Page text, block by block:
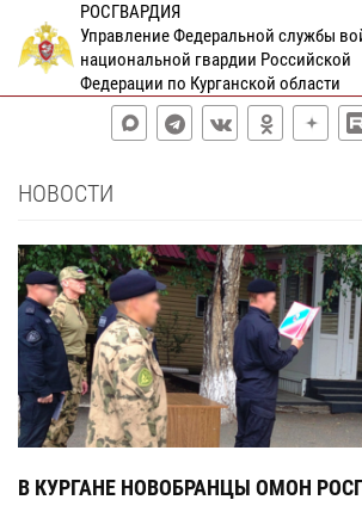
РОСГВАРДИЯ
Управление Федеральной службы
национальной гвардии Российской
Федерации по Курганской области
НОВОСТИ
В КУРГАНЕ НОВОБРАНЦЫ ОМОН